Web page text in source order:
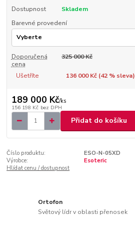
Dostupnost
Skladem
Barevné provedení
Doporučená
cena
325 000 Kč
Ušetříte 136 000 Kč (42% sleva)
189 000 Kč/ks
156 198 Kč bez DPH
Přidat do košíku
Číslo produktu:
ESO-N-05XD
Výrobce:
Esoteric
Hlídat cenu / dostupnost
Ortofon
Světový lídr v oblasti přenosek